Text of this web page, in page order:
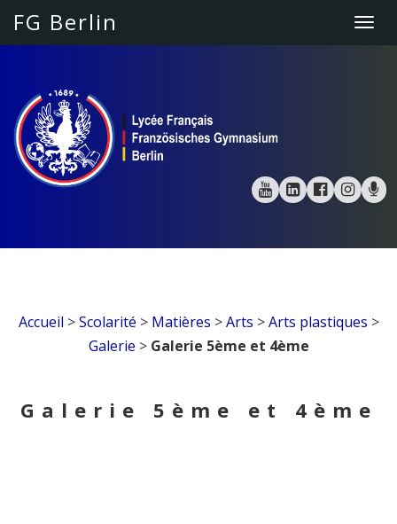
FG Berlin
Accueil >Scolarité > Matières >Arts >Arts plastiques >
Galerie > Galerie 5ème et 4ème
Galerie 5ème et 4ème